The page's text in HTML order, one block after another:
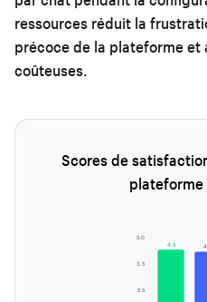
ressources réduit la
précoce de la plateforme et
coûteuses.
Scores de
plateforme
2.5
3.5
5.0
4.5